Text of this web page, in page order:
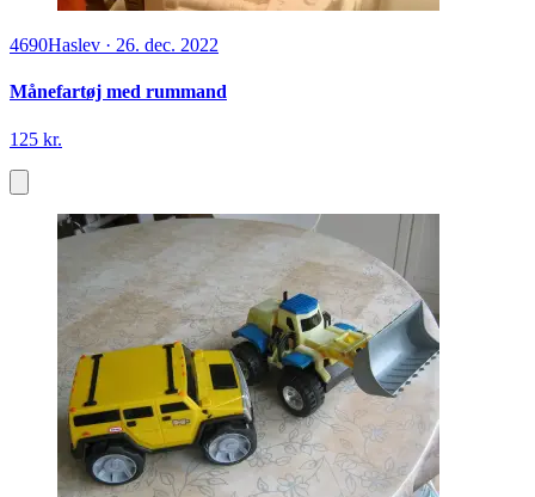
4690Haslev · 26. dec. 2022
Månefartøj med rummand
125 kr.